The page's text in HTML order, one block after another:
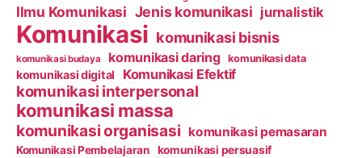
Ilmu Komunikasi Jenis komunikasi jurnalistik
Komunikasi komunikasi bisnis
komunikasi budaya komunikasi daring komunikasi data
komunikasi digital Komunikasi Efektif
komunikasi interpersonal
komunikasi massa
komunikasi organisasi komunikasi pemasaran
Komunikasi Pembelajaran komunikasi persuasif